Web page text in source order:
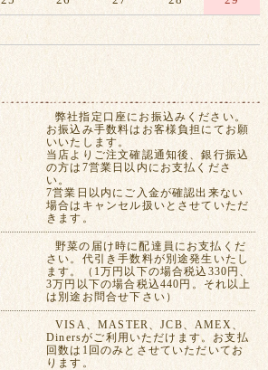
弊社指定口座にお振込みください。
お振込み手数料はお客様負担にてお願
いいたします。
当店よりご注文確認通知後、銀行振込
の方は7営業日以内にお支払くださ
い。
7営業日以内にご入金が確認出来ない
場合はキャンセル扱いとさせていただ
きます。
野菜の届け時に配達員にお支払くだ
さい。代引き手数料が別途発生いたし
ます。（1万円以下の場合税込330円、
3万円以下の場合税込440円。それ以上
は別途お問合せ下さい）
VISA、MASTER、JCB、AMEX、
Dinersがご利用いただけます。お支払
回数は1回のみとさせていただいてお
ります。